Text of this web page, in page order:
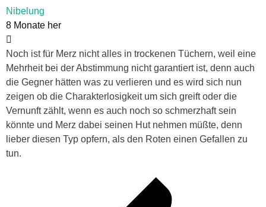
Nibelung
8 Monate her
Noch ist für Merz nicht alles in trockenen Tüchern, weil eine
Mehrheit bei der Abstimmung nicht garantiert ist, denn auch
die Gegner hätten was zu verlieren und es wird sich nun
zeigen ob die Charakterlosigkeit um sich greift oder die
Vernunft zählt, wenn es auch noch so schmerzhaft sein
könnte und Merz dabei seinen Hut nehmen müßte, denn
lieber diesen Typ opfern, als den Roten einen Gefallen zu
tun.